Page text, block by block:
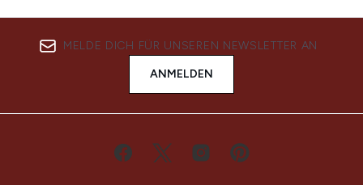
MELDE DICH FÜR UNSEREN NEWSLETTER AN
ANMELDEN